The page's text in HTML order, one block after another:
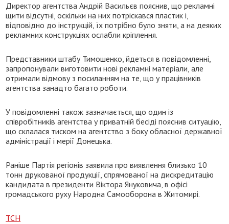
Директор агентства Андрій Васильєв пояснив, що рекламні
щити відсутні, оскільки на них потріскався пластик і,
відповідно до інструкцій, їх потрібно було зняти, а на деяких
рекламних конструкціях ослабли кріплення.
Представники штабу Тимошенко, йдеться в повідомленні,
запропонували виготовити нові рекламні матеріали, але
отримали відмову з посиланням на те, що у працівників
агентства занадто багато роботи.
У повідомленні також зазначається, що один із
співробітників агентства у приватній бесіді пояснив ситуацію,
що склалася тиском на агентство з боку обласної державної
адміністрації і мерії Донецька.
Раніше Партія регіонів заявила про виявлення близько 10
тонн друкованої продукції, спрямованої на дискредитацію
кандидата в президенти Віктора Януковича, в офісі
громадського руху Народна Самооборона в Житомирі.
ТСН